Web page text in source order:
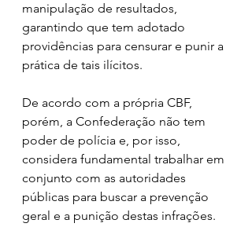
manipulação de resultados,
garantindo que tem adotado
providências para censurar e punir a
prática de tais ilícitos.
De acordo com a própria CBF,
porém, a Confederação não tem
poder de polícia e, por isso,
considera fundamental trabalhar em
conjunto com as autoridades
públicas para buscar a prevenção
geral e a punição destas infrações.